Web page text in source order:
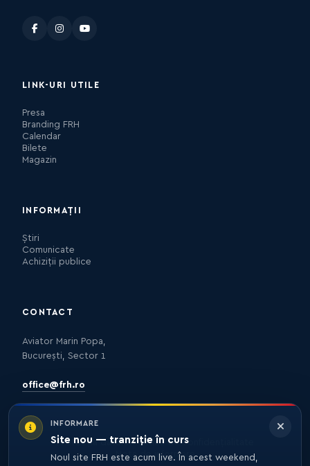
INFORMARE
Site nou — tranziție în curs
Noul site FRH este acum live. În acest weekend,
LINK-URI UTILE
Presa
Branding FRH
Calendar
Bilete
Magazin
INFORMAȚII
Știri
Comunicate
Achiziții publice
CONTACT
Aviator Marin Popa,
București, Sector 1
office@frh.ro
Protecția datelorPolitica de confidențialitate
Nota de informare